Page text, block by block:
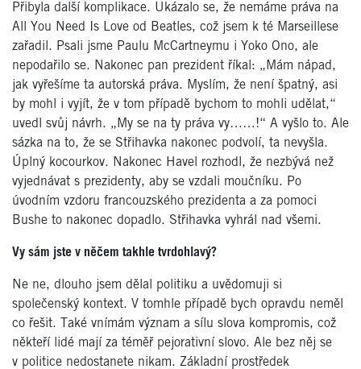
Přibyla další komplikace. Ukázalo se, že nemáme práva na
All You Need Is Love od Beatles, což jsem k té Marseillese
zařadil. Psali jsme Paulu McCartneymu i Yoko Ono, ale
nepodařilo se. Nakonec pan prezident říkal: „Mám nápad,
jak vyřešíme ta autorská práva. Myslím, že není špatný, asi
by mohl i vyjít, že v tom případě bychom to mohli udělat,“
uvedl svůj návrh. „My se na ty práva vy……!“ A vyšlo to. Ale
sázka na to, že se Střihavka nakonec podvolí, ta nevyšla.
Úplný kocourkov. Nakonec Havel rozhodl, že nezbývá než
vyjednávat s prezidenty, aby se vzdali moučníku. Po
úvodním vzdoru francouzského prezidenta a za pomoci
Bushe to nakonec dopadlo. Střihavka vyhrál nad všemi.
Vy sám jste v něčem takhle tvrdohlavý?
Ne ne, dlouho jsem dělal politiku a uvědomuji si
společenský kontext. V tomhle případě bych opravdu neměl
co řešit. Také vnímám význam a sílu slova kompromis, což
někteří lidé mají za téměř pejorativní slovo. Ale bez něj se
v politice nedostanete nikam. Základní prostředek